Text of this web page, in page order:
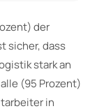
der
sicher, dass
stark an
(95 Prozent)
in